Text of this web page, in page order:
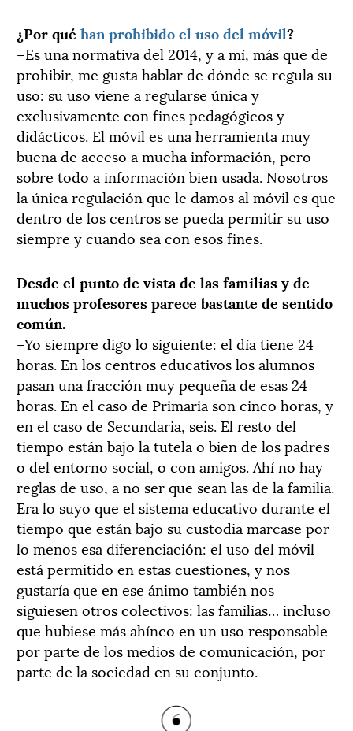
¿Por qué han prohibido el uso del móvil?
–Es una normativa del 2014, y a mí, más que de
prohibir, me gusta hablar de dónde se regula su
uso: su uso viene a regularse única y
exclusivamente con fines pedagógicos y
didácticos. El móvil es una herramienta muy
buena de acceso a mucha información, pero
sobre todo a información bien usada. Nosotros
la única regulación que le damos al móvil es que
dentro de los centros se pueda permitir su uso
siempre y cuando sea con esos fines.
Desde el punto de vista de las familias y de
muchos profesores parece bastante de sentido
común.
–Yo siempre digo lo siguiente: el día tiene 24
horas. En los centros educativos los alumnos
pasan una fracción muy pequeña de esas 24
horas. En el caso de Primaria son cinco horas, y
en el caso de Secundaria, seis. El resto del
tiempo están bajo la tutela o bien de los padres
o del entorno social, o con amigos. Ahí no hay
reglas de uso, a no ser que sean las de la familia.
Era lo suyo que el sistema educativo durante el
tiempo que están bajo su custodia marcase por
lo menos esa diferenciación: el uso del móvil
está permitido en estas cuestiones, y nos
gustaría que en ese ánimo también nos
siguiesen otros colectivos: las familias… incluso
que hubiese más ahínco en un uso responsable
por parte de los medios de comunicación, por
parte de la sociedad en su conjunto.